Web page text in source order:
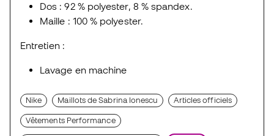
Dos : 92 % polyester, 8 % spandex.
Maille : 100 % polyester.
Entretien :
Lavage en machine
Nike Maillots de Sabrina Ionescu Articles officiels
Vêtements Performance